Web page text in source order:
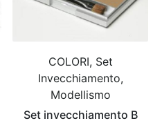
COLORI, Set
Invecchiamento,
Modellismo
Set invecchiamento B